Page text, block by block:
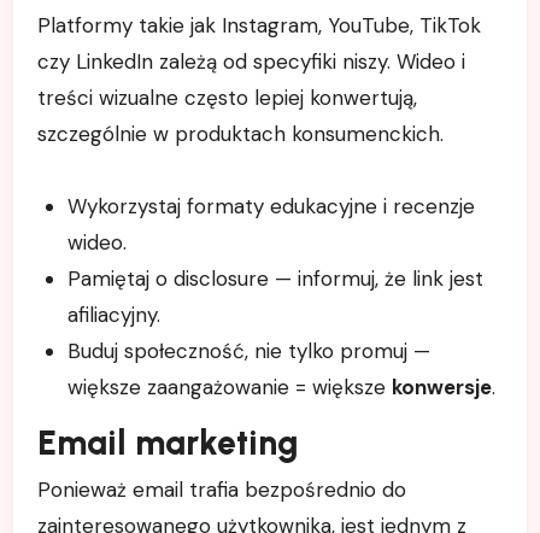
Platformy takie jak Instagram, YouTube, TikTok
czy LinkedIn zależą od specyfiki niszy. Wideo i
treści wizualne często lepiej konwertują,
szczególnie w produktach konsumenckich.
Wykorzystaj formaty edukacyjne i recenzje
wideo.
Pamiętaj o disclosure — informuj, że link jest
afiliacyjny.
Buduj społeczność, nie tylko promuj —
większe zaangażowanie = większe konwersje.
Email marketing
Ponieważ email trafia bezpośrednio do
zainteresowanego użytkownika, jest jednym z